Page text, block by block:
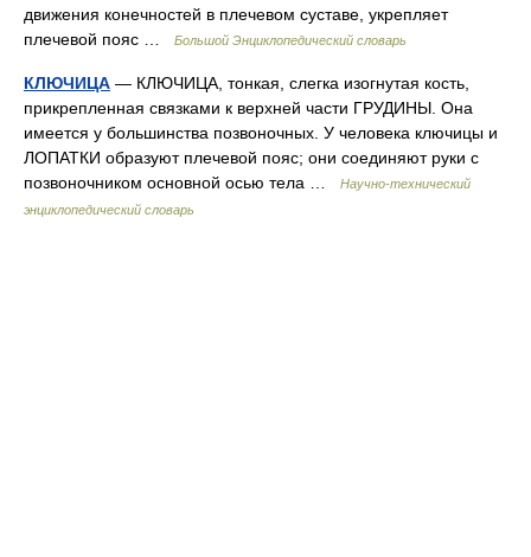
движения конечностей в плечевом суставе, укрепляет
плечевой пояс …
Большой Энциклопедический словарь
КЛЮЧИЦА — КЛЮЧИЦА, тонкая, слегка изогнутая кость,
прикрепленная связками к верхней части ГРУДИНЫ. Она
имеется у большинства позвоночных. У человека ключицы и
ЛОПАТКИ образуют плечевой пояс; они соединяют руки с
позвоночником основной осью тела …
Научно-технический
энциклопедический словарь